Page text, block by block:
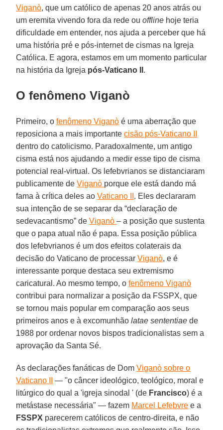
Viganò, que um católico de apenas 20 anos atrás ou
um eremita vivendo fora da rede ouoffline hoje teria
dificuldade em entender, nos ajuda a perceber que há
uma história pré e pós-internet de cismas na Igreja
Católica. E agora, estamos em um momento particular
na história da Igreja pós-Vaticano II .
O fenômeno Viganò
Primeiro, ofenômeno Viganò é uma aberração que
reposiciona a mais importantecisão pós-Vaticano II
dentro do catolicismo. Paradoxalmente, um antigo
cisma está nos ajudando a medir esse tipo de cisma
potencial real-virtual. Os lefebvrianos se distanciaram
publicamente deViganò porque ele está dando má
fama à crítica deles aoVaticano II . Eles declararam
sua intenção de se separar da “declaração de
sedevacantismo” deViganò– a posição que sustenta
que o papa atual não é papa. Essa posição pública
dos lefebvrianos é um dos efeitos colaterais da
decisão do Vaticano de processarViganò, e é
interessante porque destaca seu extremismo
caricatural. Ao mesmo tempo, ofenômeno Viganò
contribui para normalizar a posição da FSSPX, que
se tornou mais popular em comparação aos seus
primeiros anos e à excomunhãolatae sententiae de
1988 por ordenar novos bispos tradicionalistas sem a
aprovação da Santa Sé.
As declarações fanáticas de DomViganò sobre o
Vaticano II
— "o câncer ideológico, teológico, moral e
litúrgico do qual a 'igreja sinodal ' (de Francisco) é a
metástase necessária" — fazem Marcel Lefebvre e a
FSSPX parecerem católicos de centro-direita, e não